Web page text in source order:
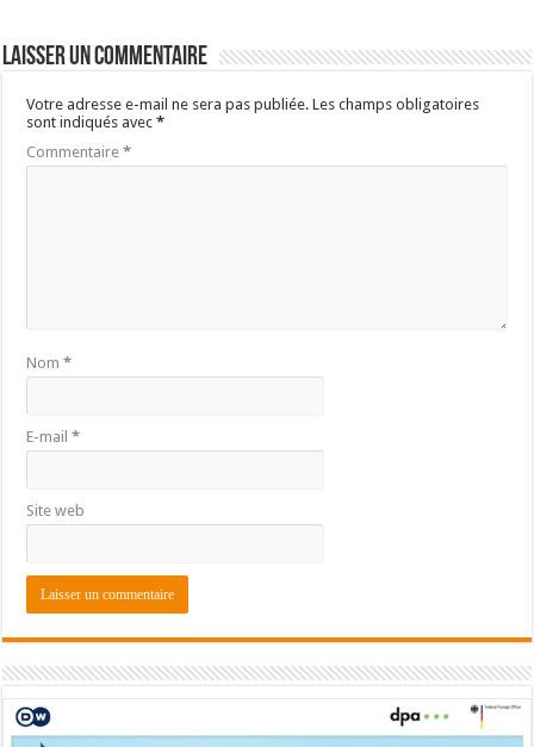
Laisser un commentaire
Votre adresse e-mail ne sera pas publiée. Les champs obligatoires
sont indiqués avec*
Commentaire*
Nom*
E-mail*
Site web